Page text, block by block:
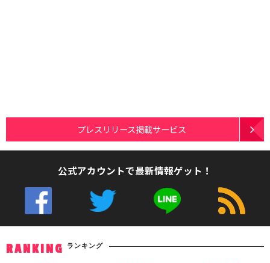
プレスリリース掲載サービス
公式アカウントで最新情報ゲット！
RANKING ランキング